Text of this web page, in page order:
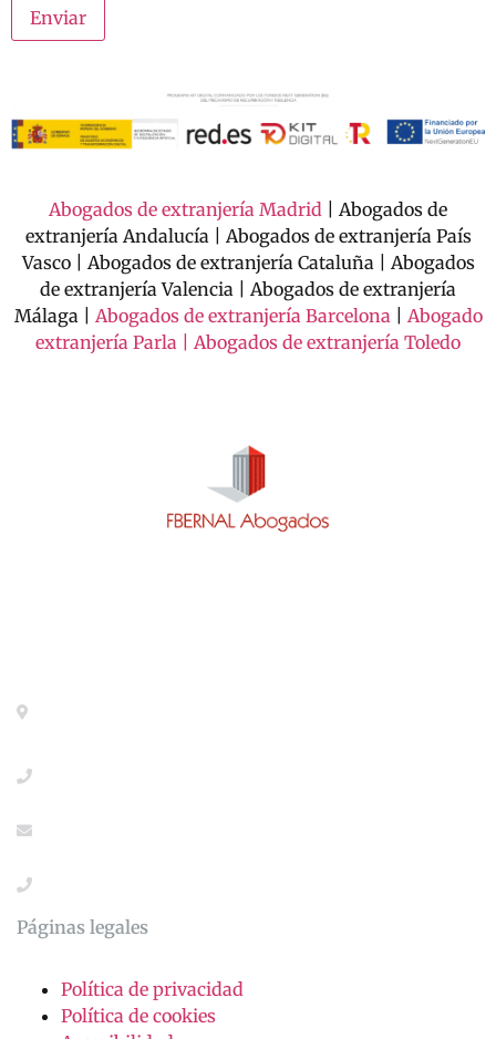
Abogados de extranjería Madrid | Abogados de
extranjería Andalucía | Abogados de extranjería País
Vasco | Abogados de extranjería Cataluña | Abogados
de extranjería Valencia | Abogados de extranjería
Málaga | Abogados de extranjería Barcelona
Abogado
extranjería Parla |
Abogados de extranjería Toledo
Páginas legales
Política de privacidad
Política de cookies